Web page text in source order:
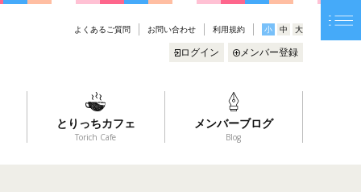
よくあるご質問 お問い合わせ 利用規約 小 中 大
ログイン メンバー登録
とりっちカフェ
Torich Cafe
メンバーブログ
Blog